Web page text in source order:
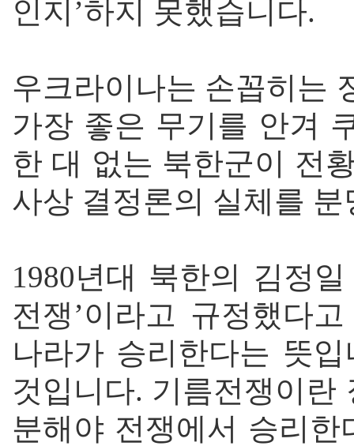
인지’하지 못했습니다.
우크라이나는 손꼽히는
가장 좋은 무기를 안겨
한 대 없는 북한군이 전
사상 결정론의 실체를
1980년대 북한의 김정
전쟁’이라고 규정했다
나라가 승리한다는 뜻
것입니다. 기름전쟁이란
분해야 전쟁에서 승리